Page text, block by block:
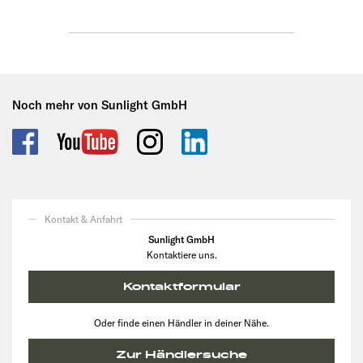
Noch mehr von Sunlight GmbH
Kontakt & Anfahrt
Sunlight GmbH
Kontaktiere uns.
Kontaktformular
Oder finde einen Händler in deiner Nähe.
Zur Händlersuche